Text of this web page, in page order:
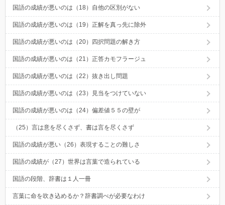
国語の成績が悪いのは（18）自他の区別がない
国語の成績が悪いのは（19）正解を真っ先に除外
国語の成績が悪いのは（20）四択問題の解き方
国語の成績が悪いのは（21）正答カモフラージュ
国語の成績が悪いのは（22）抜き出し問題
国語の成績が悪いのは（23）見当をつけていない
国語の成績が悪いのは（24）偏差値５５の壁が
（25）言は意を尽くさず、書は言を尽くさず
国語の成績が悪い（26）表現することの難しさ
国語の成績が（27）世界は言葉で造られている
国語の段階、辞書は１人一冊
言葉に命を吹き込めるか？辞書調べが必要なわけ